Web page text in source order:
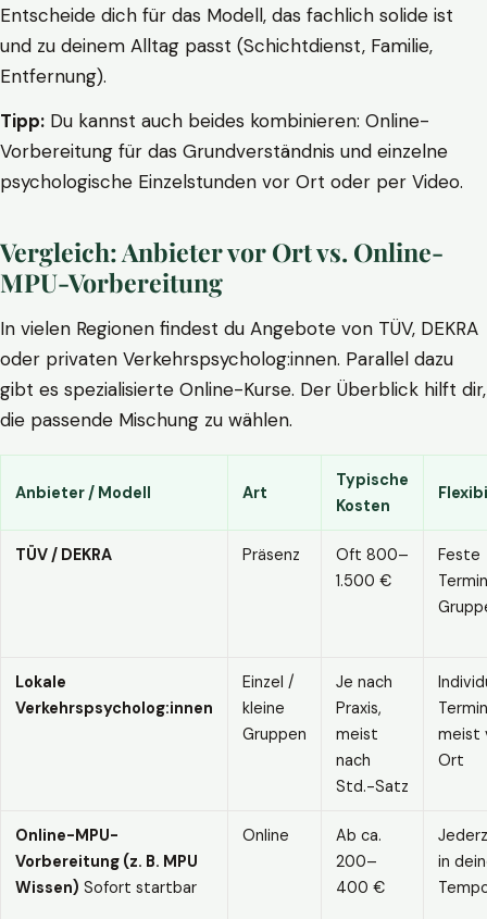
Entscheide dich für das Modell, das fachlich solide ist
und zu deinem Alltag passt (Schichtdienst, Familie,
Entfernung).
Tipp: Du kannst auch beides kombinieren: Online-
Vorbereitung für das Grundverständnis und einzelne
psychologische Einzelstunden vor Ort oder per Video.
Vergleich: Anbieter vor Ort vs. Online-
MPU-Vorbereitung
In vielen Regionen findest du Angebote von TÜV, DEKRA
oder privaten Verkehrspsycholog:innen. Parallel dazu
gibt es spezialisierte Online-Kurse. Der Überblick hilft dir,
die passende Mischung zu wählen.
Anbieter / Modell Art
Typische
Kosten
TÜV / DEKRA Präsenz
Oft 800–
1.500 €
Feste
Lokale
Verkehrspsycholog:innen
Einzel /
kleine
Gruppen
Je nach
Praxis,
meist
nach
Std.-Satz
meist
Ort
Online-MPU-
Vorbereitung (z. B. MPU
Wissen) Sofort startbar
Online
Ab ca.
200–
400 €
in